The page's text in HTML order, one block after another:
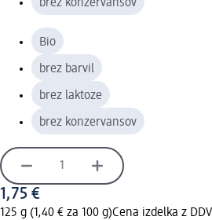
brez konzervansov
Bio
brez barvil
brez laktoze
brez konzervansov
1,75 €
125 g (1,40 € za 100 g)Cena izdelka z